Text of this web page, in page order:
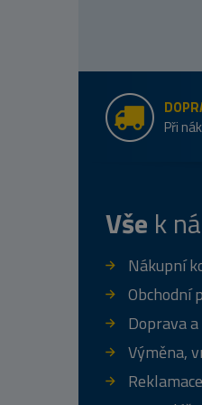
Při
Vše k
Nákupní
Obchodní
Doprava
Výměna,